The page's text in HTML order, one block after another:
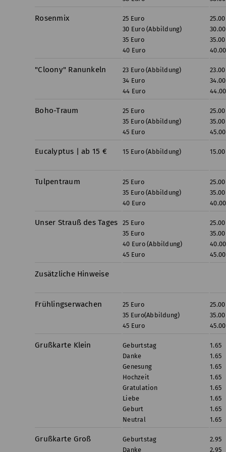
Rosenmix
25 Euro
30 Euro (Abbildung)
35 Euro
40 Euro
25.00
30.00
35.00
40.00
"Cloony" Ranunkeln
23 Euro (Abbildung)
34 Euro
44 Euro
23.00
34.00
44.00
Boho-Traum
25 Euro
35 Euro (Abbildung)
45 Euro
25.00
35.00
45.00
Eucalyptus | ab 15 € 15 Euro (Abbildung) 15.00
Tulpentraum
25 Euro
35 Euro (Abbildung)
40 Euro
25.00
35.00
40.00
Unser Strauß des Tages
25 Euro
35 Euro
40 Euro (Abbildung)
45 Euro
25.00
35.00
40.00
45.00
Zusätzliche Hinweise
Frühlingserwachen
25 Euro
35 Euro(Abbildung)
45 Euro
25.00
35.00
45.00
Grußkarte Klein
Geburtstag
Danke
Genesung
Hochzeit
Gratulation
Liebe
Geburt
Neutral
1.65
1.65
1.65
1.65
1.65
1.65
1.65
1.65
Grußkarte Groß
Geburtstag
Danke
2.95
2.95